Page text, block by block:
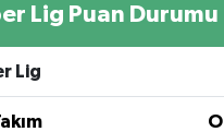
Lig Puan Durumu
Lig
O